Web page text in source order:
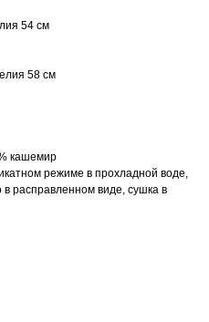
54 см
58 см
кашемир
режиме в прохладной воде,
расправленном виде, сушка в